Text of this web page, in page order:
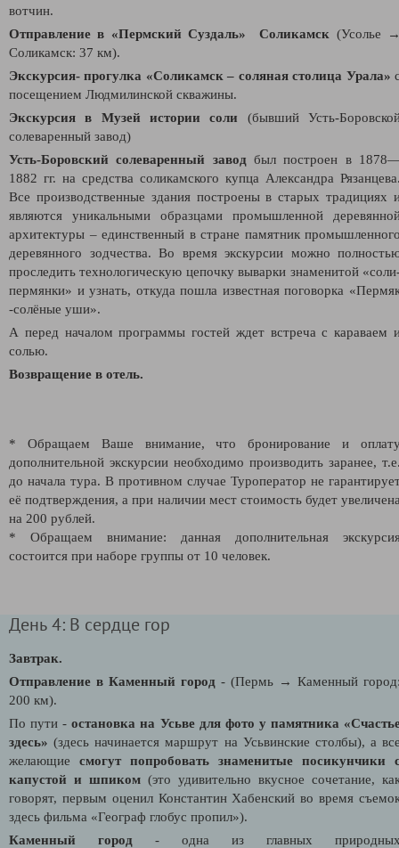
вотчин.
Отправление в «Пермский Суздаль»
Соликамск (Усолье
Соликамск: 37 км).
Экскурсия- прогулка «Соликамск – соляная столица Урала»
посещением Людмилинской скважины.
Экскурсия в Музей истории соли (бывший Усть-
солеваренный завод)
Усть-Боровский солеваренный завод был построен в
1882 гг. на средства соликамского купца Александра
Все производственные здания построены в старых традициях
являются уникальными образцами промышленной
архитектуры – единственный в стране памятник
деревянного зодчества. Во время экскурсии можно
проследить технологическую цепочку выварки знаменитой
пермянки» и узнать, откуда пошла известная поговорка
-солёные уши».
А перед началом программы гостей ждет встреча с караваем
солью.
Возвращение в отель.
* Обращаем Ваше внимание, что бронирование и
дополнительной экскурсии необходимо производить заранее,
до начала тура. В противном случае Туроператор не
её подтверждения, а при наличии мест стоимость будет
на 200 рублей.
* Обращаем внимание: данная дополнительная
состоится при наборе группы от 10 человек.
День 4: В сердце гор
Завтрак.
Отправление в Каменный город - (Пермь → Каменный
200 км).
По пути -остановка на Усьве для фото у памятника
здесь» (здесь начинается маршрут на Усьвинские столбы), а
желающие смогут попробовать знаменитые посикунчики
капустой и шпиком (это удивительно вкусное сочетание,
говорят, первым оценил Константин Хабенский во время
здесь фильма «Географ глобус пропил»).
Каменный город - одна из главных